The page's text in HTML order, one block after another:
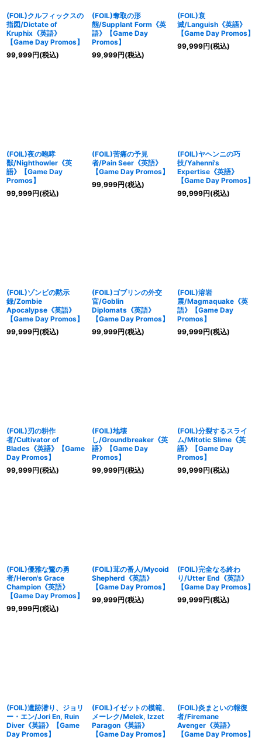
(FOIL)クルフィックスの
指図/Dictate of
Kruphix《英語》
【Game Day Promos】
99,999円(税込)
(FOIL)奪取の形
態/Supplant Form《英
語》【Game Day
Promos】
99,999円(税込)
(FOIL)衰
滅/Languish《英語》
【Game Day Promos】
99,999円(税込)
(FOIL)夜の咆哮
獣/Nighthowler《英
語》【Game Day
Promos】
99,999円(税込)
(FOIL)苦痛の予見
者/Pain Seer《英語》
【Game Day Promos】
99,999円(税込)
(FOIL)ヤヘンニの巧
技/Yahenni's
Expertise《英語》
【Game Day Promos】
99,999円(税込)
(FOIL)ゾンビの黙示
録/Zombie
Apocalypse《英語》
【Game Day Promos】
99,999円(税込)
(FOIL)ゴブリンの外交
官/Goblin
Diplomats《英語》
【Game Day Promos】
99,999円(税込)
(FOIL)溶岩
震/Magmaquake《英
語》【Game Day
Promos】
99,999円(税込)
(FOIL)刃の耕作
者/Cultivator of
Blades《英語》【Game
Day Promos】
99,999円(税込)
(FOIL)地壊
し/Groundbreaker《英
語》【Game Day
Promos】
99,999円(税込)
(FOIL)分裂するスライ
ム/Mitotic Slime《英
語》【Game Day
Promos】
99,999円(税込)
(FOIL)優雅な鷺の勇
者/Heron's Grace
Champion《英語》
【Game Day Promos】
99,999円(税込)
(FOIL)茸の番人/Mycoid
Shepherd《英語》
【Game Day Promos】
99,999円(税込)
(FOIL)完全なる終わ
り/Utter End《英語》
【Game Day Promos】
99,999円(税込)
(FOIL)遺跡潜り、ジョリ
ー・エン/Jori En, Ruin
Diver《英語》【Game
Day Promos】
(FOIL)イゼットの模範、
メーレク/Melek, Izzet
Paragon《英語》
【Game Day Promos】
(FOIL)炎まといの報復
者/Firemane
Avenger《英語》
【Game Day Promos】